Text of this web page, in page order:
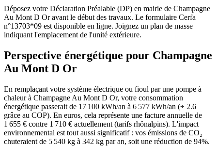
Déposez votre Déclaration Préalable (DP) en mairie de Champagne
Au Mont D Or avant le début des travaux. Le formulaire Cerfa
n°13703*09 est disponible en ligne. Joignez un plan de masse
indiquant l'emplacement de l'unité extérieure.
Perspective énergétique pour Champagne
Au Mont D Or
En remplaçant votre système électrique ou fioul par une pompe à
chaleur à Champagne Au Mont D Or, votre consommation
énergétique passerait de 17 100 kWh/an à 6 577 kWh/an (÷ 2.6
grâce au COP). En euros, cela représente une facture annuelle de
1 655 € contre 1 710 € actuellement (tarifs rhônalpins). L'impact
environnemental est tout aussi significatif : vos émissions de CO₂
chuteraient de 5 540 kg à 342 kg par an, soit une réduction de 94%.